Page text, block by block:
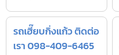
รถเฮี๊ยบกิ่งแก้ว ติดต่อ
เรา 098-409-6465